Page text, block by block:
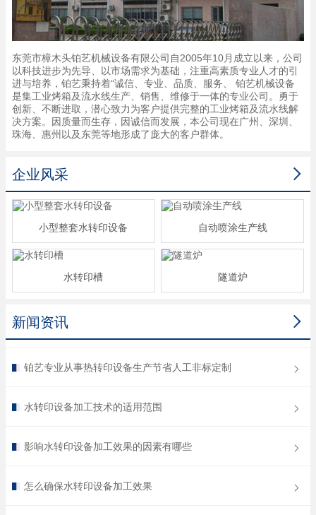
东莞市樟木头铂艺机械设备有限公司自2005年10月成立以来，公司
以科技进步为先导、以市场需求为基础，注重高素质专业人才的引
进与培养，铂艺秉持着“诚信、专业、品质、服务、 铂艺机械设备
是集工业烤箱及流水线生产、销售、维修于一体的专业公司。勇于
创新、不断进取，潜心致力为客户提供完整的工业烤箱及流水线解
决方案。因质量而生存，因诚信而发展，本公司现在广州、深圳、
珠海、惠州以及东莞等地形成了庞大的客户群体。

企业风采
小型整套水转印设备 自动喷涂生产线
水转印槽 隧道炉

新闻资讯
铂艺专业从事热转印设备生产节省人工非标定制
水转印设备加工技术的适用范围
影响水转印设备加工效果的因素有哪些
怎么确保水转印设备加工效果